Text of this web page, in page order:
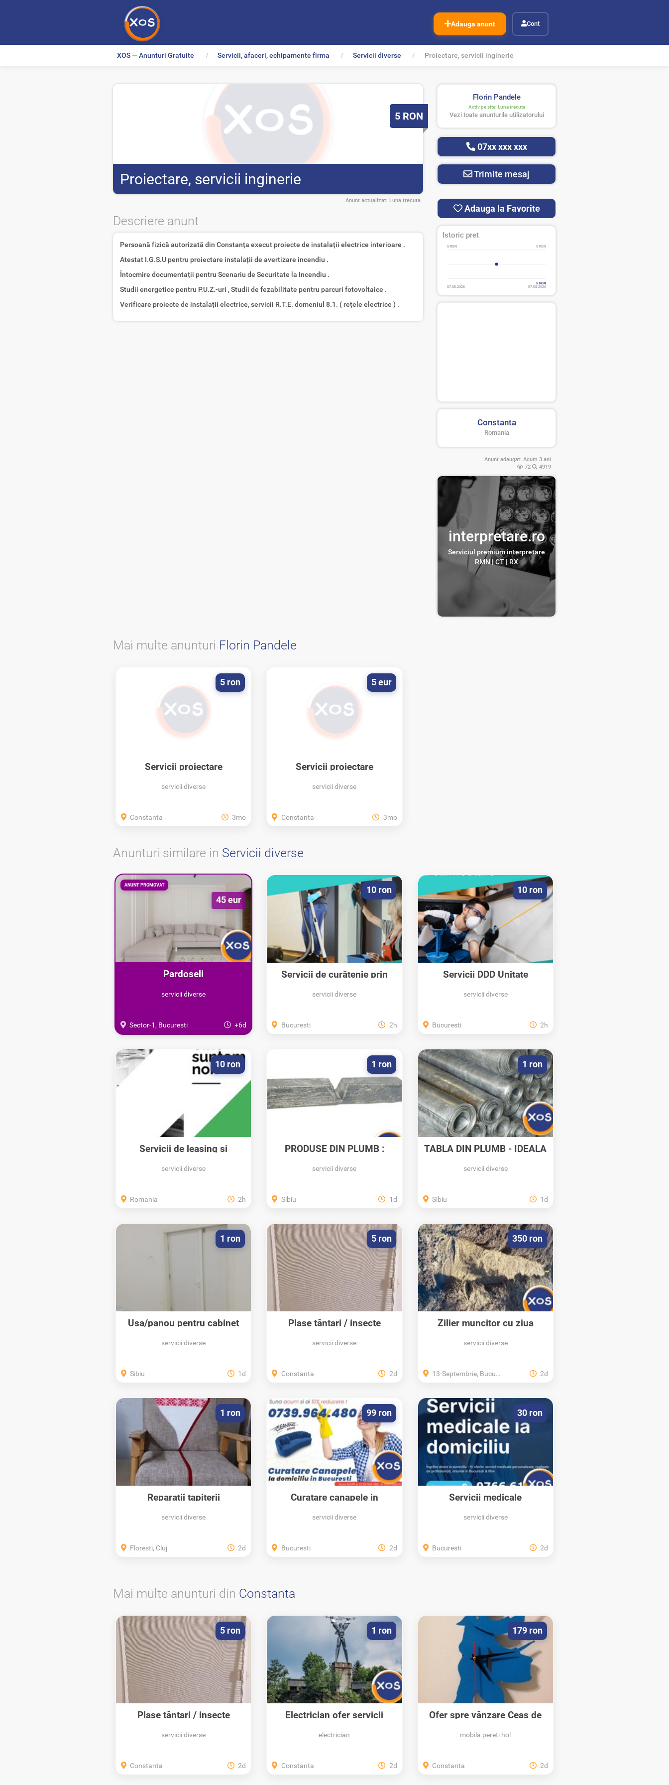
Adauga anunt Cont
XOS — Anunturi Gratuite Servicii, afaceri, echipamente firma Servicii diverse Proiectare, servicii inginerie
Proiectare, servicii inginerie
Anunt actualizat: Luna trecuta
Descriere anunt
Persoană fizică autorizată din Constanța execut proiecte de instalații electrice interioare .
Atestat I.G.S.U pentru proiectare instalații de avertizare incendiu .
Întocmire documentații pentru Scenariu de Securitate la Incendiu .
Studii energetice pentru P.U.Z.-uri , Studii de fezabilitate pentru parcuri fotovoltaice .
Verificare proiecte de instalații electrice, servicii R.T.E. domeniul 8.1. ( rețele electrice ) .
P
r
5 RON
Florin Pandele
Activ pe site: Luna trecuta
Vezi toate anunturile utilizatorului
07xx xxx xxx
Trimite mesaj
Adauga la Favorite
Istoric pret
5 RON 5 RON
5 RON
07.08.2026
07.08.2026
Constanta
Romania
72 4919
Anunt adaugat: Acum 3 ani
interpretare.ro
Serviciul premium interpretare
RMN | CT | RX
Mai multe anunturi Florin Pandele
Servicii proiectare
servicii diverse
5 ron
Constanta 3mo
Servicii proiectare
servicii diverse
5 eur
Constanta 3mo
Anunturi similare in Servicii diverse
ANUNT PROMOVAT
Pardoseli
servicii diverse
45 eur
Sector-1, Bucuresti +6d
Servicii de curățenie prin
servicii diverse
10 ron
Bucuresti 2h
Servicii DDD Unitate
servicii diverse
10 ron
Bucuresti 2h
Servicii de leasing și
servicii diverse
10 ron
Romania 2h
PRODUSE DIN PLUMB :
servicii diverse
1 ron
Sibiu 1d
TABLA DIN PLUMB - IDEALA
servicii diverse
1 ron
Sibiu 1d
Usa/panou pentru cabinet
servicii diverse
1 ron
Sibiu 1d
Plase țânțari / insecte
servicii diverse
5 ron
Constanta 2d
Zilier muncitor cu ziua
servicii diverse
350 ron
13-Septembrie, Bucuresti 2d
Reparații tapiterii
servicii diverse
1 ron
Floresti, Cluj 2d
Curatare canapele in
servicii diverse
99 ron
Bucuresti 2d
Servicii medicale
servicii diverse
30 ron
Bucuresti 2d
Mai multe anunturi din Constanta
Plase țânțari / insecte
servicii diverse
5 ron
Constanta 2d
Electrician ofer servicii
electrician
1 ron
Constanta 2d
Ofer spre vânzare Ceas de
mobila pereti hol
179 ron
Constanta 2d